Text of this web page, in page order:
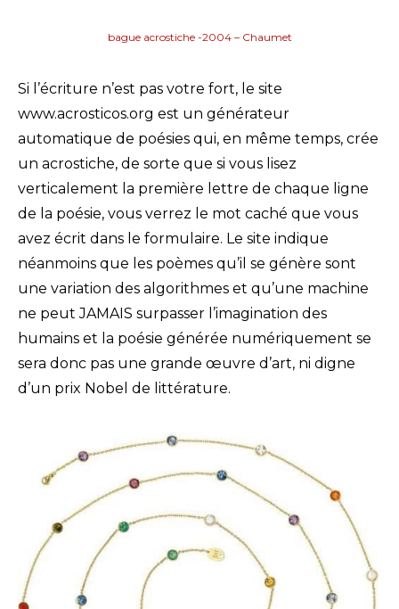
bague acrostiche -2004 – Chaumet
Si l’écriture n’est pas votre fort, le site
www.acrosticos.org est un générateur
automatique de poésies qui, en même temps, crée
un acrostiche, de sorte que si vous lisez
verticalement la première lettre de chaque ligne
de la poésie, vous verrez le mot caché que vous
avez écrit dans le formulaire. Le site indique
néanmoins que les poèmes qu’il se génère sont
une variation des algorithmes et qu’une machine
ne peut JAMAIS surpasser l’imagination des
humains et la poésie générée numériquement se
sera donc pas une grande œuvre d’art, ni digne
d’un prix Nobel de littérature.